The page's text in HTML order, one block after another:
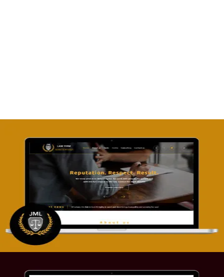
تصميم موقع آل جبار والمزارقة للمحاماة
التفاصيل